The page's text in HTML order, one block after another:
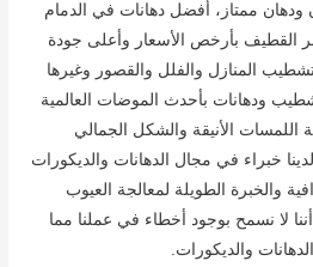
ودهان ممتاز، أفضل دهانات في الدمام
القطيف بأرخص الأسعار وأعلى جودة
المنازل والفلل والقصور وغيرها
ودهانات بأحدث الموضات العالمية
اللمسات الأنيقة والشكل الجمالي
خبراء في مجال الدهانات والديكورات
والخبرة الطويلة لمعالجة العيوب
لا نسمح بوجود أخطاء في عملنا مما
والديكورات.